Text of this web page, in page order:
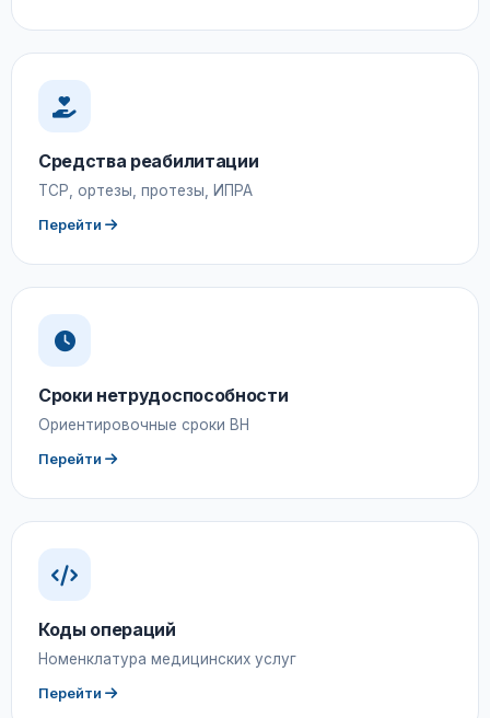
Средства реабилитации
ТСР, ортезы, протезы, ИПРА
Перейти
Сроки нетрудоспособности
Ориентировочные сроки ВН
Перейти
Коды операций
Номенклатура медицинских услуг
Перейти